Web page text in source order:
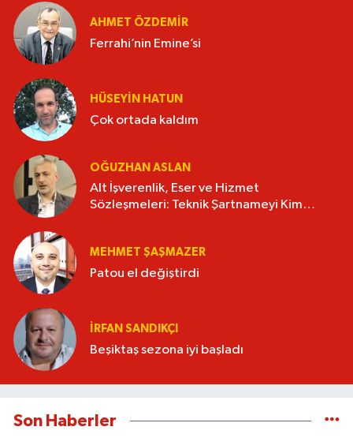
AHMET ÖZDEMIR
Ferrahi’nin Emine’si
HÜSEYIN HATUN
Çok ortada kaldım
OĞUZHAN ASLAN
Alt İşverenlik, Eser ve Hizmet
Sözleşmeleri: Teknik Şartnameyi Kim
MEHMET ŞAŞMAZER
Patou el değiştirdi
İRFAN SANDIKÇI
Beşiktaş sezona iyi başladı
Son Haberler